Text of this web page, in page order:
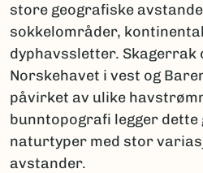
store geografiske
sokkelområder,
dyphavssletter. Skagerrak
Norskehavet i vest og
påvirket av ulike
bunntopografi legger
naturtyper med stor
avstander.